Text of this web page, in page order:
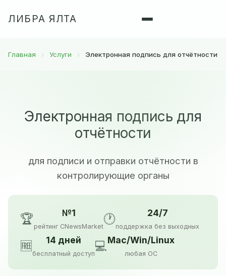
ЛИБРА ЯЛТА
Главная Услуги Электронная подпись для отчётности
Электронная подпись для
отчётности
для подписи и отправки отчётности в
контролирующие органы
🏆 №1
рейтинг CNewsMarket
🕐 24/7
поддержка без выходных
🆓 14 дней
бесплатный доступ
💻Mac/Win/Linux
любая ОС